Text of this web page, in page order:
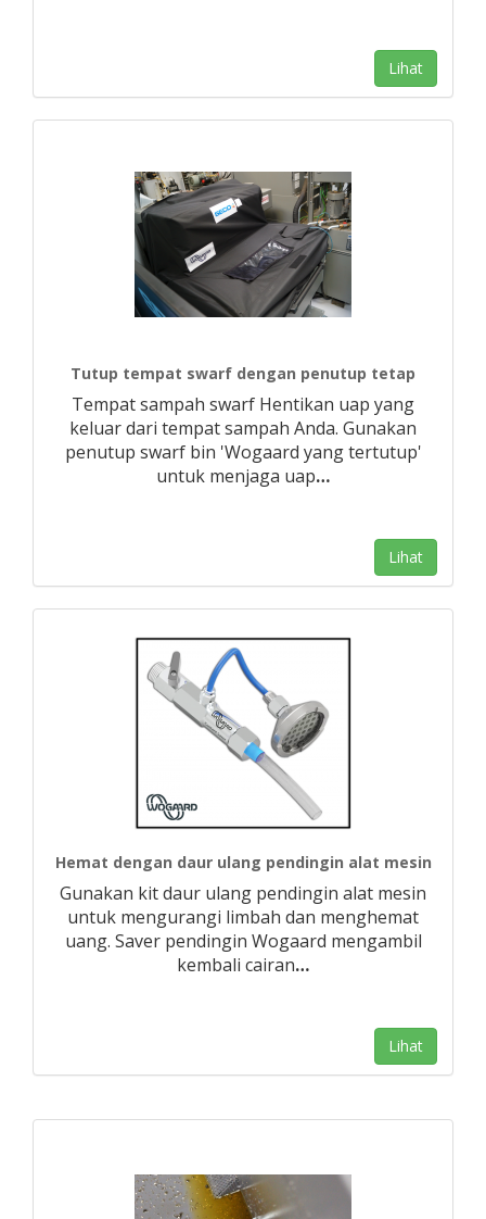
Lihat
Tutup tempat swarf dengan penutup tetap
Tempat sampah swarf Hentikan uap yang
keluar dari tempat sampah Anda. Gunakan
penutup swarf bin 'Wogaard yang tertutup'
untuk menjaga uap…
Lihat
Hemat dengan daur ulang pendingin alat mesin
Gunakan kit daur ulang pendingin alat mesin
untuk mengurangi limbah dan menghemat
uang. Saver pendingin Wogaard mengambil
kembali cairan…
Lihat